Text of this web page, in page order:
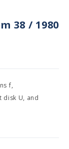
38 / 1980
f,
disk U, and